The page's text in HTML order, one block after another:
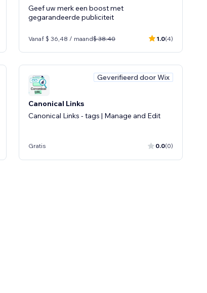
Geef uw merk een boost met
gegarandeerde publiciteit
Vanaf $ 36,48 / maand$ 38.40 1.0(4)
Geverifieerd door Wix
Canonical Links
Canonical Links - tags | Manage and Edit
Gratis 0.0(0)